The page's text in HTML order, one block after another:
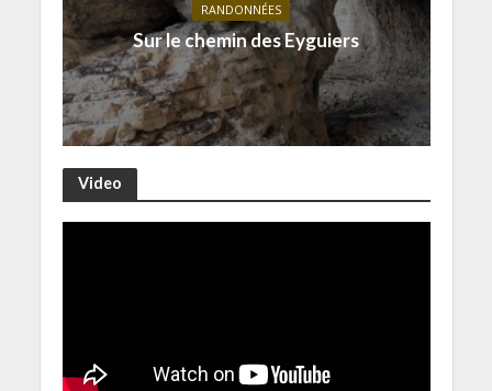
RANDONNÉES
Sur le chemin des Eyguiers
Video